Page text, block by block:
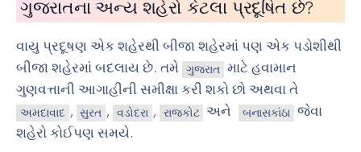
ગુજરાતના અન્ય શહેરો કેટલા પ્રદૂષિત છે?
વાયુ પ્રદૂષણ એક શહેરથી બીજા શહેરમાં પણ એક પડોશીથી
બીજા શહેરમાં બદલાય છે. તમે ગુજરાત
માટે હવામાન
ગુણવત્તાની આગાહીની સમીક્ષા કરી શકો છો અથવા તે
અમદાવાદ , સુરત , વડોદરા , રાજકોટ અને બનાસકાંઠા
જેવા
શહેરો કોઈપણ સમયે.